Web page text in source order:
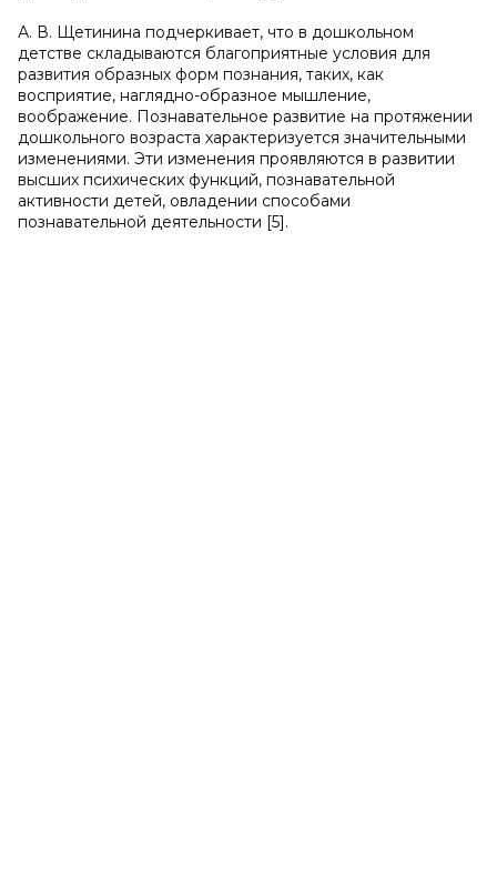
А. В. Щетинина подчеркивает, что в дошкольном
детстве складываются благоприятные условия для
развития образных форм познания, таких, как
восприятие, наглядно-образное мышление,
воображение. Познавательное развитие на протяжении
дошкольного возраста характеризуется значительными
изменениями. Эти изменения проявляются в развитии
высших психических функций, познавательной
активности детей, овладении способами
познавательной деятельности [5].